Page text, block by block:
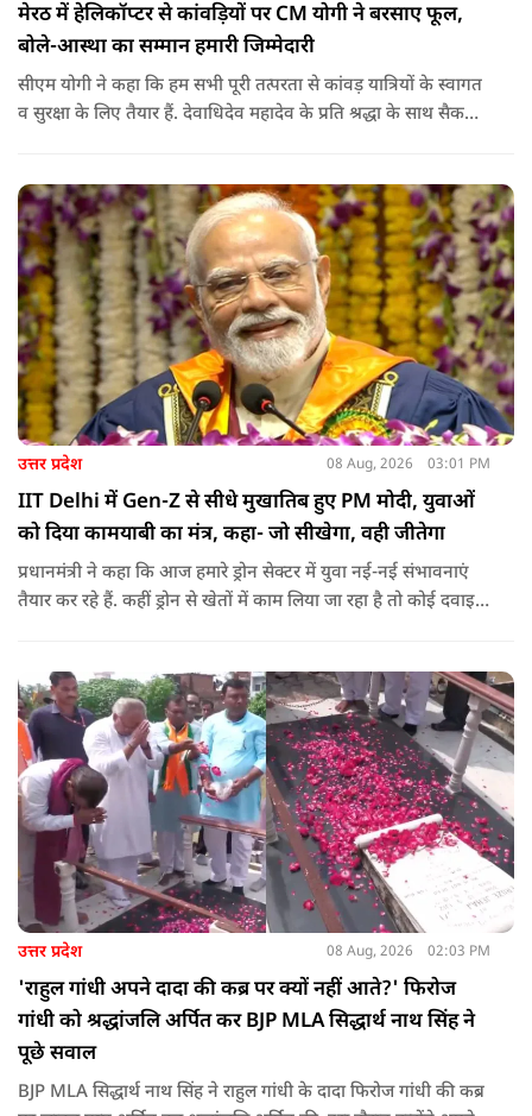
मेरठ में हेलिकॉप्टर से कांवड़ियों पर CM योगी ने बरसाए फूल,
बोले-आस्था का सम्मान हमारी जिम्मेदारी
सीएम योगी ने कहा कि हम सभी पूरी तत्परता से कांवड़ यात्रियों के स्वागत
व सुरक्षा के लिए तैयार हैं. देवाधिदेव महादेव के प्रति श्रद्धा के साथ सैकड़ों
पात, क्षेत्र व प्रांत की सीमाओं से ऊपर उठकर उनकी हर श्वांस शिव के नाम
है.
उत्तर प्रदेश 08 Aug, 2026 03:01 PM
IIT Delhi में Gen-Z से सीधे मुखातिब हुए PM मोदी, युवाओं
को दिया कामयाबी का मंत्र, कहा- जो सीखेगा, वही जीतेगा
प्रधानमंत्री ने कहा कि आज हमारे ड्रोन सेक्टर में युवा नई-नई संभावनाएं
तैयार कर रहे हैं. कहीं ड्रोन से खेतों में काम लिया जा रहा है तो कोई दवाइयां
उत्तर प्रदेश 08 Aug, 2026 02:03 PM
'राहुल गांधी अपने दादा की कब्र पर क्यों नहीं आते?' फिरोज
गांधी को श्रद्धांजलि अर्पित कर BJP MLA सिद्धार्थ नाथ सिंह ने
पूछे सवाल
BJP MLA सिद्धार्थ नाथ सिंह ने राहुल गांधी के दादा फिरोज गांधी की कब्र